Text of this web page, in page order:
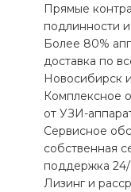
Прямые
подлинности
Более 80%
доставка по
Новосибирск
Комплексное
от УЗИ-
Сервисное
собственная
поддержка
Лизинг и